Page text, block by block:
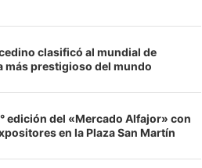
clasificó al mundial de
más prestigioso del mundo
edición del «Mercado Alfajor» con
en la Plaza San Martín